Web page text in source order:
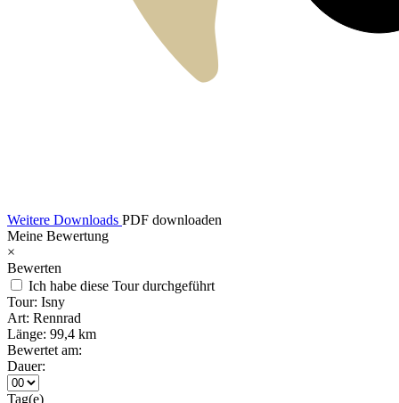
Weitere Downloads PDF downloaden
Meine Bewertung
×
Bewerten
Ich habe diese Tour durchgeführt
Tour: Isny
Art: Rennrad
Länge: 99,4 km
Bewertet am:
Dauer:
Tag(e)